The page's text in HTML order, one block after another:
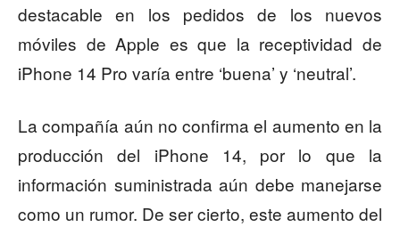
destacable en los pedidos de los nuevos
móviles de Apple es que la receptividad de
iPhone 14 Pro varía entre ‘buena’ y ‘neutral’.
La compañía aún no confirma el aumento en la
producción del iPhone 14, por lo que la
información suministrada aún debe manejarse
como un rumor. De ser cierto, este aumento del